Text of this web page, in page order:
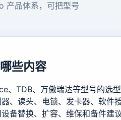
产品体系，可把型号
些内容
、TDB、万傲瑞达等型号的选
、读头、电锁、发卡器、软件
备替换、扩容、维保和备件建